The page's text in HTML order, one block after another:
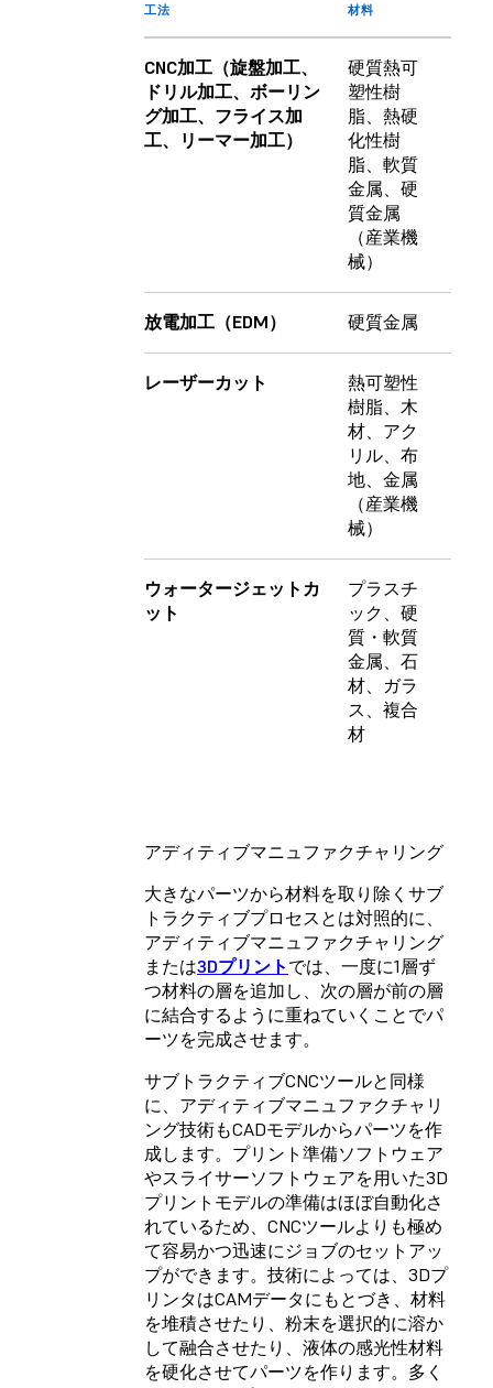
工法 材料
CNC加工（旋盤加工、
ドリル加工、ボーリン
グ加工、フライス加
工、リーマー加工）
硬質熱可
塑性樹
脂、熱硬
化性樹
脂、軟質
金属、硬
質金属
（産業機
械）
放電加工（EDM） 硬質金属
レーザーカット
熱可塑性
樹脂、木
材、アク
リル、布
地、金属
（産業機
械）
ウォータージェットカ
ット
プラスチ
ック、硬
質・軟質
金属、石
材、ガラ
ス、複合
材
アディティブマニュファクチャリング
大きなパーツから材料を取り除くサブ
トラクティブプロセスとは対照的に、
アディティブマニュファクチャリング
または3Dプリント では、一度に1層ず
つ材料の層を追加し、次の層が前の層
に結合するように重ねていくことでパ
ーツを完成させます。
サブトラクティブCNCツールと同様
に、アディティブマニュファクチャリ
ング技術もCADモデルからパーツを作
成します。プリント準備ソフトウェア
やスライサーソフトウェアを用いた3D
プリントモデルの準備はほぼ自動化さ
れているため、CNCツールよりも極め
て容易かつ迅速にジョブのセットアッ
プができます。技術によっては、3Dプ
リンタはCAMデータにもとづき、材料
を堆積させたり、粉末を選択的に溶か
して融合させたり、液体の感光性材料
を硬化させてパーツを作ります。多く